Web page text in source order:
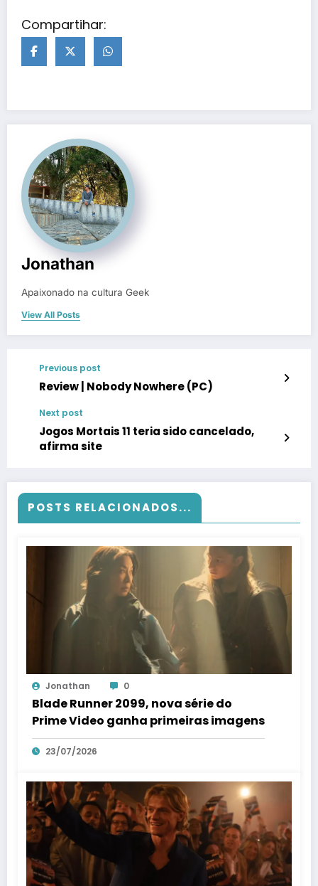
Compartihar:
Jonathan
Apaixonado na cultura Geek
View All Posts
Previous post
Review | Nobody Nowhere (PC)
Next post
Jogos Mortais 11 teria sido cancelado,
afirma site
POSTS RELACIONADOS...
Jonathan 0
Blade Runner 2099, nova série do
Prime Video ganha primeiras imagens
23/07/2026